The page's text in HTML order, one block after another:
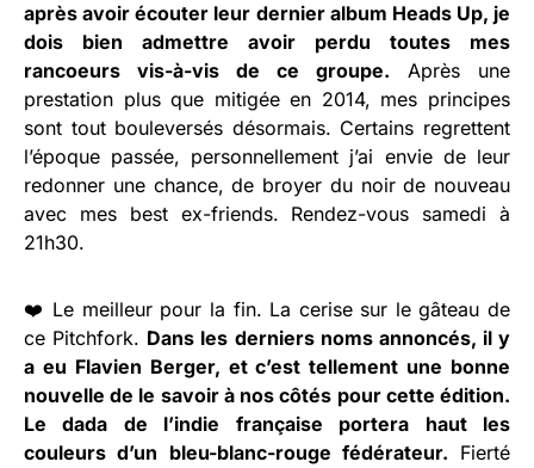
après avoir écouter leur dernier album Heads Up, je
dois bien admettre avoir perdu toutes mes
rancoeurs vis-à-vis de ce groupe. Après une
prestation plus que mitigée en 2014, mes principes
sont tout bouleversés désormais. Certains regrettent
l’époque passée, personnellement j’ai envie de leur
redonner une chance, de broyer du noir de nouveau
avec mes best ex-friends. Rendez-vous samedi à
21h30.
❤️ Le meilleur pour la fin. La cerise sur le gâteau de
ce Pitchfork. Dans les derniers noms annoncés, il y
a eu Flavien Berger, et c’est tellement une bonne
nouvelle de le savoir à nos côtés pour cette édition.
Le dada de l’indie française portera haut les
couleurs d’un bleu-blanc-rouge fédérateur. Fierté